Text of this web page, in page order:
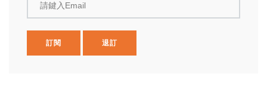
請鍵入Email
訂閱 退訂